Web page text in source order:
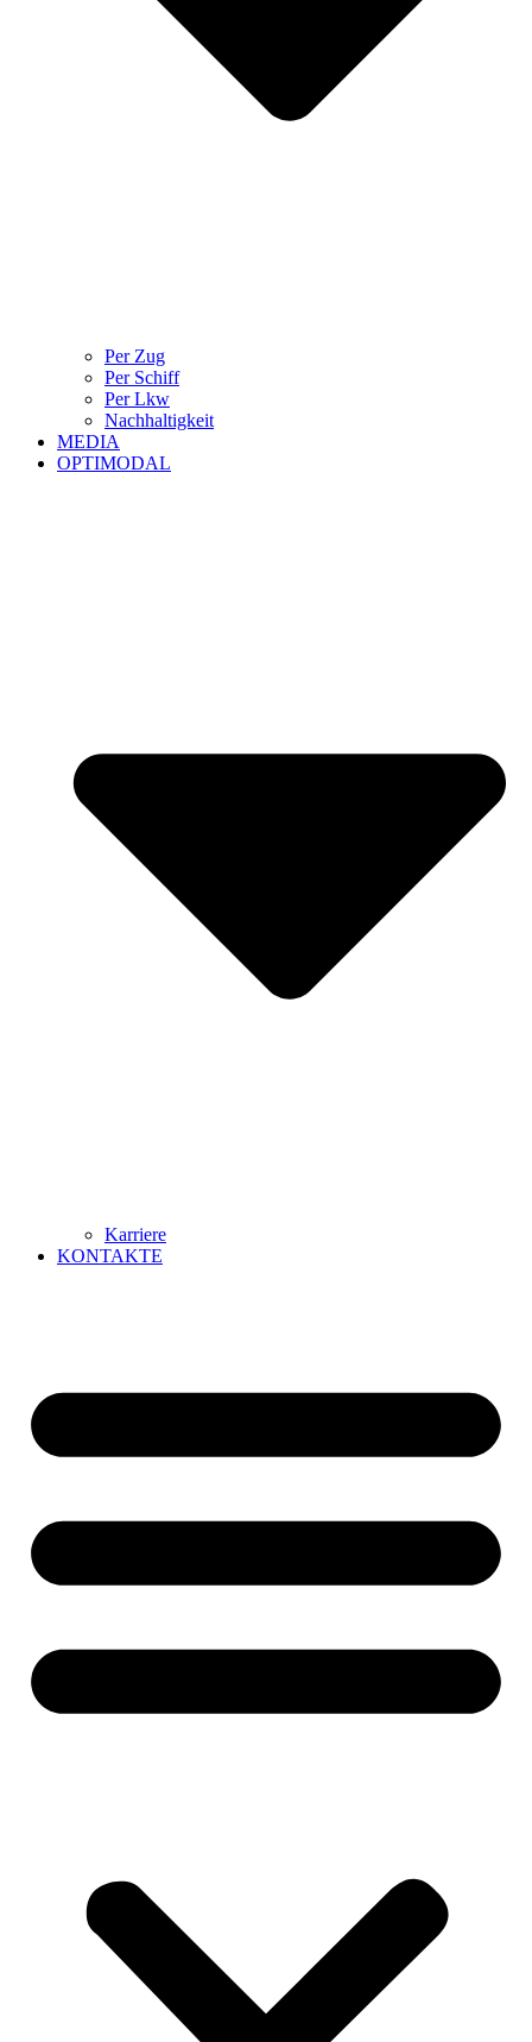
Per Zug
Per Schiff
Per Lkw
Nachhaltigkeit
MEDIA
OPTIMODAL
Karriere
KONTAKTE